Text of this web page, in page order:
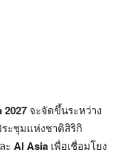
2027 จะจัดขึ้นระหว่าง
ะชุมแห่งชาติสิริกิ
ะ AI Asia เพื่อเชื่อมโยง